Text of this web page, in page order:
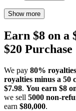
Show more
Earn $8 on a
$20 Purchase
We pay 80% royalties
royalties minus a 50
$7.98. You earn $8
we sell 5000 non-
earn $80,000.